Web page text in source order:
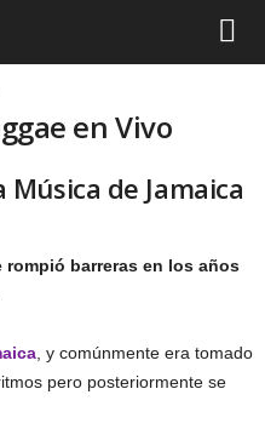
en Vivo
de Jamaica
rompió barreras en los años
, y comúnmente era tomado
pero posteriormente se